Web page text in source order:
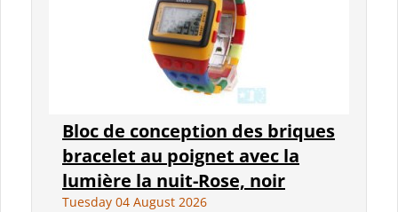
Bloc de conception des briques
bracelet au poignet avec la
lumière la nuit-Rose, noir
Tuesday 04 August 2026